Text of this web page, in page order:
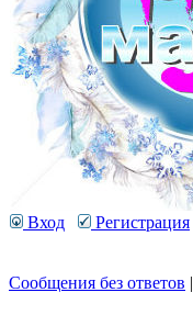
Вход Регистрация
Сообщения без ответов |